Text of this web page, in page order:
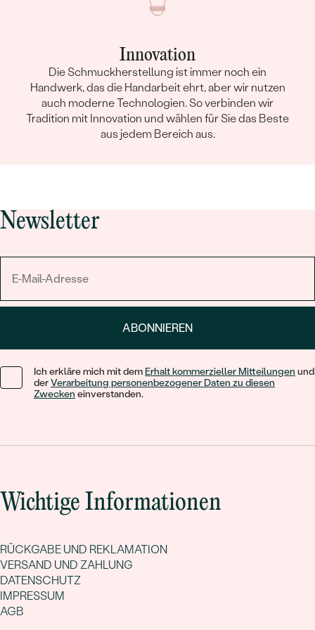
Innovation
Die Schmuckherstellung ist immer noch ein
Handwerk, das die Handarbeit ehrt, aber wir nutzen
auch moderne Technologien. So verbinden wir
Tradition mit Innovation und wählen für Sie das Beste
aus jedem Bereich aus.
Newsletter
ABONNIEREN
Ich erkläre mich mit dem Erhalt kommerzieller Mitteilungen und
derVerarbeitung personenbezogener Daten zu diesen
Zwecken einverstanden.
Wichtige Informationen
RÜCKGABE UND REKLAMATION
VERSAND UND ZAHLUNG
DATENSCHUTZ
IMPRESSUM
AGB